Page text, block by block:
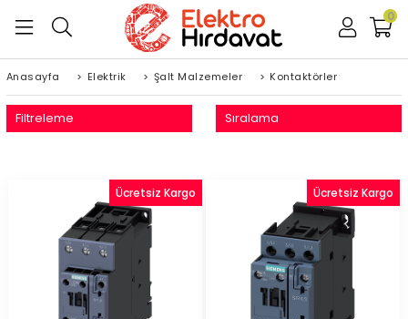
0
Anasayfa > Elektrik > Şalt Malzemeler > Kontaktörler
Filtreleme Sıralama
Ücretsiz Kargo Ücretsiz Kargo